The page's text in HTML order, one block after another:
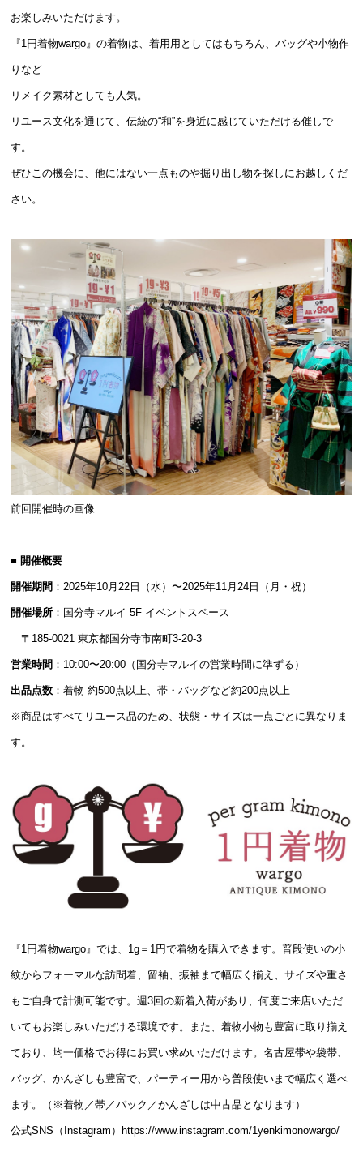
お楽しみいただけます。
『1円着物wargo』の着物は、着用用としてはもちろん、バッグや小物作
りなど
リメイク素材としても人気。
リユース文化を通じて、伝統の“和”を身近に感じていただける催しで
す。
ぜひこの機会に、他にはない一点ものや掘り出し物を探しにお越しくだ
さい。
前回開催時の画像
■ 開催概要
開催期間 ：2025年10月22日（水）〜2025年11月24日（月・祝）
開催場所 ：国分寺マルイ 5F イベントスペース
〒185-0021 東京都国分寺市南町3-20-3
営業時間 ：10:00〜20:00（国分寺マルイの営業時間に準ずる）
出品点数 ：着物 約500点以上、帯・バッグなど約200点以上
※商品はすべてリユース品のため、状態・サイズは一点ごとに異なりま
す。
『1円着物wargo』では、1g＝1円で着物を購入できます。普段使いの小
紋からフォーマルな訪問着、留袖、振袖まで幅広く揃え、サイズや重さ
もご自身で計測可能です。週3回の新着入荷があり、何度ご来店いただ
いてもお楽しみいただける環境です。また、着物小物も豊富に取り揃え
ており、均一価格でお得にお買い求めいただけます。名古屋帯や袋帯、
バッグ、かんざしも豊富で、パーティー用から普段使いまで幅広く選べ
ます。（※着物／帯／バック／かんざしは中古品となります）
公式SNS（Instagram） https://www.instagram.com/1yenkimonowargo/